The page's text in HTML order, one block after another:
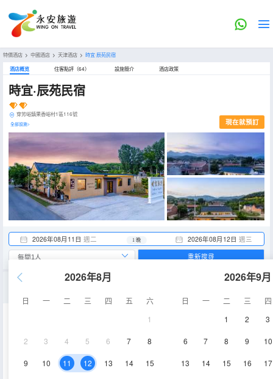
特價酒店 > 中國酒店 > 天津酒店 > 時宜·辰苑民宿
酒店概览 住客點評（64） 設施簡介 酒店政策
時宜·辰苑民宿
穿芳峪鎮果香峪村1區116號
全部設施> 現在就預訂
2026年08月11日 週二 2026年08月12日 週三
1 晚
2026年8月
日 一 二 三 四 五
六
1
2 3 4 5 6 7 8
9 10 11 12 13 14 15
2026年9月
日 一 二 三
四
1
2 3
6 7 8 9 10
13 14 15 16 17
重新搜尋
空調